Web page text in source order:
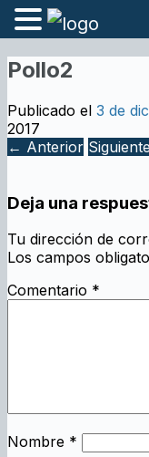
Pollo2
Publicado el 3 de
2017
← Anterior
Deja una
Tu dirección de
Los campos
Comentario *
Nombre *